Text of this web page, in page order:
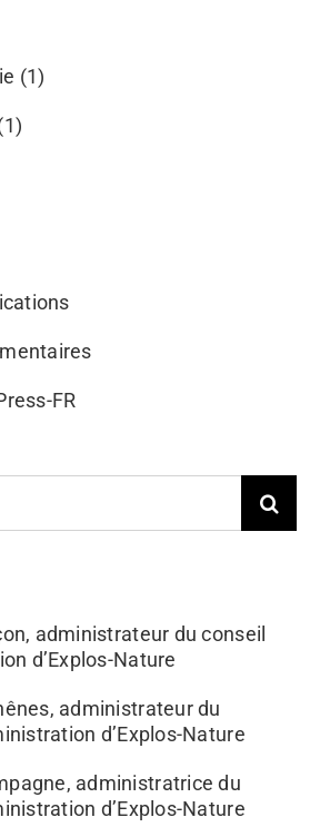
(1)
FR
administrateur du conseil
d’Explos-Nature
administrateur du
d’Explos-Nature
administratrice du
d’Explos-Nature